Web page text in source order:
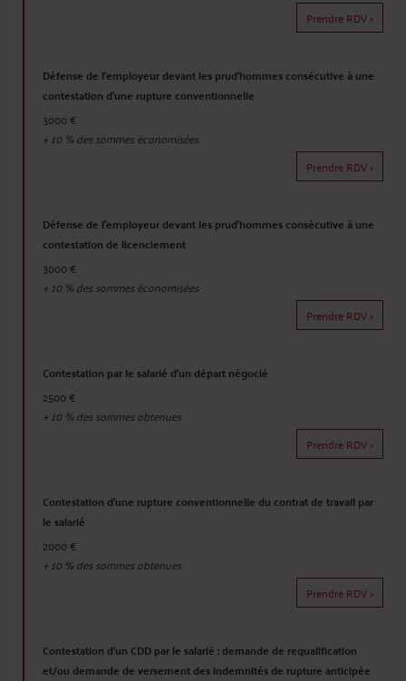
Prendre RDV >
Défense de l'employeur devant les prud'hommes consécutive à une
contestation d'une rupture conventionnelle
3000 €
+10% des sommes économisées
Prendre RDV >
Défense de l'employeur devant les prud'hommes consécutive à une
contestation de licenciement
3000 €
+10% des sommes économisées
Prendre RDV >
Contestation par le salarié d'un départ négocié
2500 €
+10% des sommes obtenues
Prendre RDV >
Contestation d'une rupture conventionnelle du contrat de travail par
le salarié
2000 €
+10% des sommes obtenues
Prendre RDV >
Contestation d'un CDD par le salarié : demande de requalification
et/ou demande de versement des indemnités de rupture anticipée